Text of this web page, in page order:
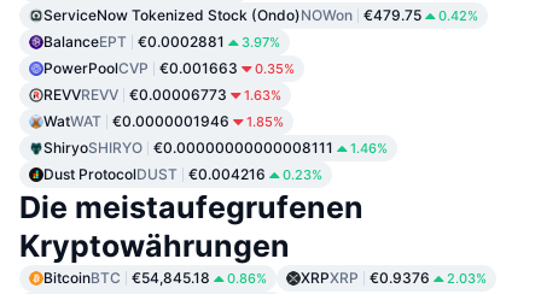
ServiceNow Tokenized Stock (Ondo)NOWon €479.75 0.42%
BalanceEPT €0.0002881 3.97%
PowerPoolCVP €0.001663 0.35%
REVVREVV €0.00006773 1.63%
WatWAT €0.0000001946 1.85%
ShiryoSHIRYO €0.00000000000008111 1.46%
Dust ProtocolDUST €0.004216 0.23%
Die meistaufegrufenen
Kryptowährungen
BitcoinBTC €54,845.18 0.86% XRPXRP €0.9376 2.03%